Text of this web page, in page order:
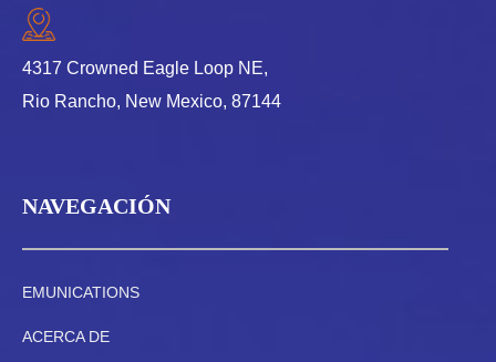
4317 Crowned Eagle Loop NE,
Rio Rancho, New Mexico, 87144
NAVEGACIÓN
EMUNICATIONS
ACERCA DE